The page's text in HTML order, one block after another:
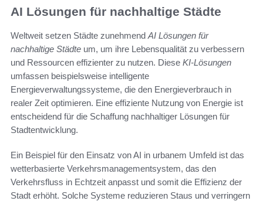
AI Lösungen für nachhaltige Städte
Weltweit setzen Städte zunehmend AI Lösungen für
nachhaltige Städte um, um ihre Lebensqualität zu verbessern
und Ressourcen effizienter zu nutzen. Diese KI-Lösungen
umfassen beispielsweise intelligente
Energieverwaltungssysteme, die den Energieverbrauch in
realer Zeit optimieren. Eine effiziente Nutzung von Energie ist
entscheidend für die Schaffung nachhaltiger Lösungen für
Stadtentwicklung.
Ein Beispiel für den Einsatz von AI in urbanem Umfeld ist das
wetterbasierte Verkehrsmanagementsystem, das den
Verkehrsfluss in Echtzeit anpasst und somit die Effizienz der
Stadt erhöht. Solche Systeme reduzieren Staus und verringern